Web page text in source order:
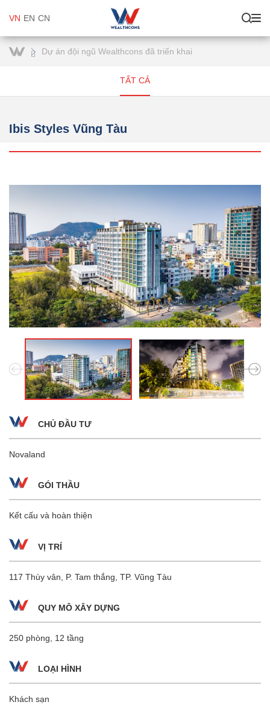
VN EN CN
Dự án đội ngũ Wealthcons đã triển khai
TẤT CẢ
Ibis Styles Vũng Tàu
CHỦ ĐẦU TƯ
Novaland
GÓI THẦU
Kết cấu và hoàn thiện
VỊ TRÍ
117 Thùy vân, P. Tam thắng, TP. Vũng Tàu
QUY MÔ XÂY DỰNG
250 phòng, 12 tầng
LOẠI HÌNH
Khách sạn